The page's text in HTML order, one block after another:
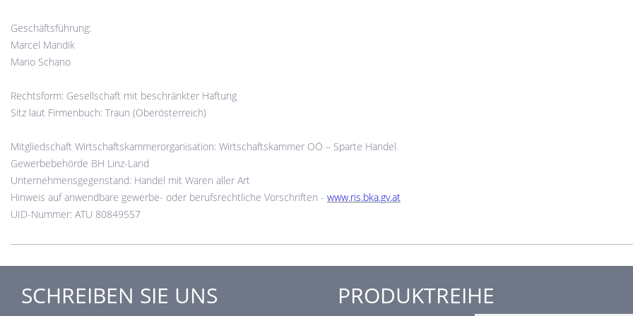
Geschäftsführung:
Marcel Mandik
Mario Schano
Rechtsform: Gesellschaft mit beschränkter Haftung
Sitz laut Firmenbuch: Traun (Oberösterreich)
Mitgliedschaft Wirtschaftskammerorganisation: Wirtschaftskammer OÖ – Sparte Handel
Gewerbebehörde BH Linz-Land
Unternehmensgegenstand: Handel mit Waren aller Art
Hinweis auf anwendbare gewerbe- oder berufsrechtliche Vorschriften - www.ris.bka.gv.at
UID-Nummer: ATU 80849557
SCHREIBEN SIE UNS PRODUKTREIHE